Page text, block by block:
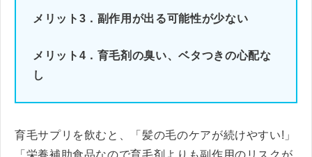
メリット3．副作用が出る可能性が少ない
メリット4．育毛剤の臭い、ベタつきの心配な
し
育毛サプリを飲むと、「髪の毛のケアが続けやすい!」